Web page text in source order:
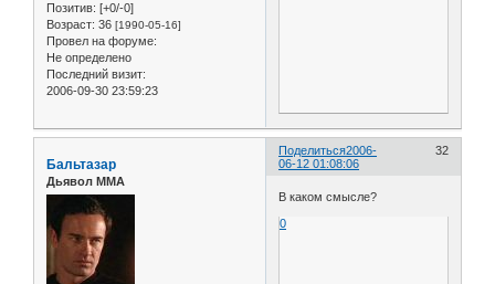
Позитив: [+0/-0]
Возраст: 36 [1990-05-16]
Провел на форуме:
Не определено
Последний визит:
2006-09-30 23:59:23
Поделиться 32
2006-
06-12 01:08:06
Бальтазар
Дьявол ММА
В каком смысле?
0